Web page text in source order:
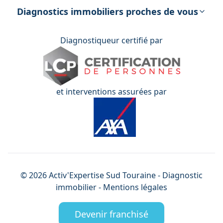
énergétique
Diagnostics immobiliers proches de vous
Diagnostiqueur certifié par
et interventions assurées par
©2026Activ'ExpertiseSud Touraine- Diagnostic
immobilier - Mentions légales
Devenir franchisé